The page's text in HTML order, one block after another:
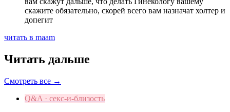
скажите обязательно, скорей всего вам назначат холтер и
допегит
читать в maam
Читать дальше
Смотреть все →
Q&A · секс-и-близость